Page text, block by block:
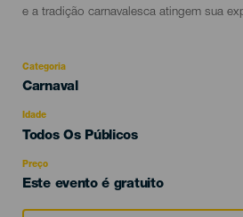
e a tradição carnavalesca atingem sua
Categoria
Categoría
evento
Carnaval
Idade
Edad
Todos Os Públicos
Preço
Este evento é gratuito